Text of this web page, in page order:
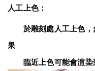
人工上色：
於雕刻處人工上色，
果
臨近上色可能會渲染